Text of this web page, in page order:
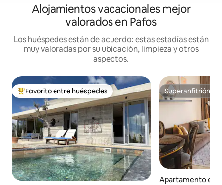
Alojamientos vacacionales mejor
valorados en Pafos
Los huéspedes están de acuerdo: estas estadías están
muy valoradas por su ubicación, limpieza y otros
aspectos.
Favorito entre huéspedes preferido
Favorito entre huéspedes Superanfitrión
Superanfitrión
Apartamento en